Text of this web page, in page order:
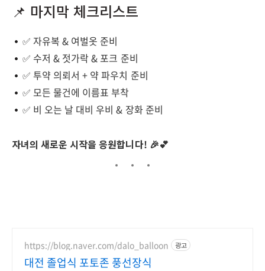
📌 마지막 체크리스트
✅ 자유복 & 여벌옷 준비
✅ 수저 & 젓가락 & 포크 준비
✅ 투약 의뢰서 + 약 파우치 준비
✅ 모든 물건에 이름표 부착
✅ 비 오는 날 대비 우비 & 장화 준비
자녀의 새로운 시작을 응원합니다! 🎉💕
https://blog.naver.com/dalo_balloon 광고
대전 졸업식 포토존 풍선장식